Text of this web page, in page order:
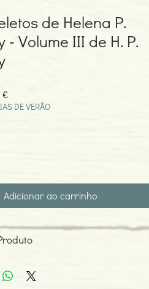
de Helena P.
- Volume III de H. P.
€Preço
promocional
DE VERÃO
Adicionar ao carrinho